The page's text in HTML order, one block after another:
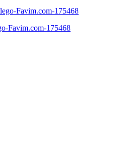
Favim.com-175468